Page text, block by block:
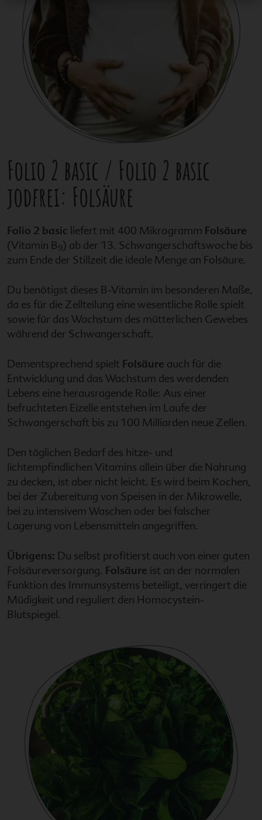
Folio 2 basic / Folio 2 basic
jodfrei: Folsäure
Folio 2 basic liefert mit 400 Mikrogramm Folsäure
(Vitamin B9) ab der 13. Schwangerschaftswoche bis
zum Ende der Stillzeit die ideale Menge an Folsäure.
Du benötigst dieses B-Vitamin im besonderen Maße,
da es für die Zellteilung eine wesentliche Rolle spielt
sowie für das Wachstum des mütterlichen Gewebes
während der Schwangerschaft.
Dementsprechend spielt Folsäure auch für die
Entwicklung und das Wachstum des werdenden
Lebens eine herausragende Rolle: Aus einer
befruchteten Eizelle entstehen im Laufe der
Schwangerschaft bis zu 100 Milliarden neue Zellen.
Den täglichen Bedarf des hitze- und
lichtempfindlichen Vitamins allein über die Nahrung
zu decken, ist aber nicht leicht. Es wird beim Kochen,
bei der Zubereitung von Speisen in der Mikrowelle,
bei zu intensivem Waschen oder bei falscher
Lagerung von Lebensmitteln angegriffen.
Übrigens: Du selbst profitierst auch von einer guten
Folsäureversorgung. Folsäure ist an der normalen
Funktion des Immunsystems beteiligt, verringert die
Müdigkeit und reguliert den Homocystein-
Blutspiegel.